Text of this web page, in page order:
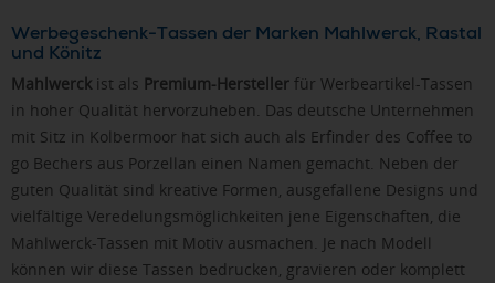
Werbegeschenk-Tassen der Marken Mahlwerck, Rastal
und Könitz
Mahlwerck ist als Premium-Hersteller für Werbeartikel-Tassen
in hoher Qualität hervorzuheben. Das deutsche Unternehmen
mit Sitz in Kolbermoor hat sich auch als Erfinder des Coffee to
go Bechers aus Porzellan einen Namen gemacht. Neben der
guten Qualität sind kreative Formen, ausgefallene Designs und
vielfältige Veredelungsmöglichkeiten jene Eigenschaften, die
Mahlwerck-Tassen mit Motiv ausmachen. Je nach Modell
können wir diese Tassen bedrucken, gravieren oder komplett